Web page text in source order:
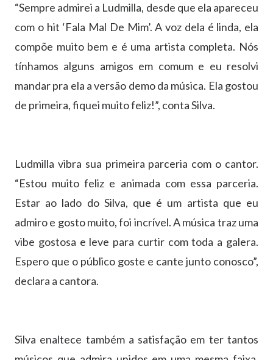
“Sempre admirei a Ludmilla, desde que ela apareceu
com o hit ‘Fala Mal De Mim’. A voz dela é linda, ela
compõe muito bem e é uma artista completa. Nós
tínhamos alguns amigos em comum e eu resolvi
mandar pra ela a versão demo da música. Ela gostou
de primeira, fiquei muito feliz!”, conta Silva.
Ludmilla vibra sua primeira parceria com o cantor.
“Estou muito feliz e animada com essa parceria.
Estar ao lado do Silva, que é um artista que eu
admiro e gosto muito, foi incrível. A música traz uma
vibe gostosa e leve para curtir com toda a galera.
Espero que o público goste e cante junto conosco”,
declara a cantora.
Silva enaltece também a satisfação em ter tantos